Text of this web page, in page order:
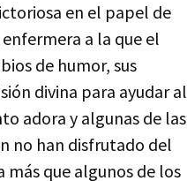
en el papel de
a la que el
de humor, sus
divina para ayudar al
adora y algunas de las
no han disfrutado del
más que algunos de los